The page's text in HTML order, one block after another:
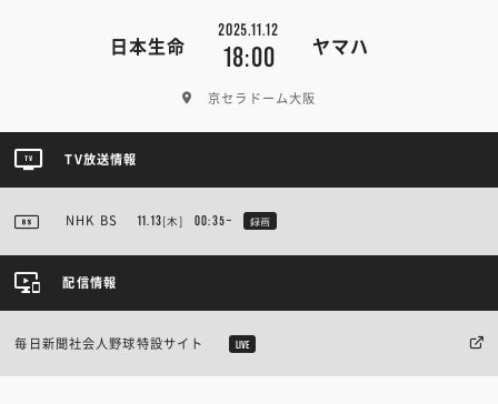
日本生命
2025.11.12
18:00 ヤマハ
京セラドーム大阪
TV放送情報
NHK BS 11.13[木] 00:35~ 録画
配信情報
毎日新聞社会人野球特設サイト LIVE